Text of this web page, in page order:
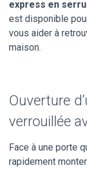
express en
est disponible
vous aider à
maison.
Ouverture
verrouillée
Face à une porte
rapidement